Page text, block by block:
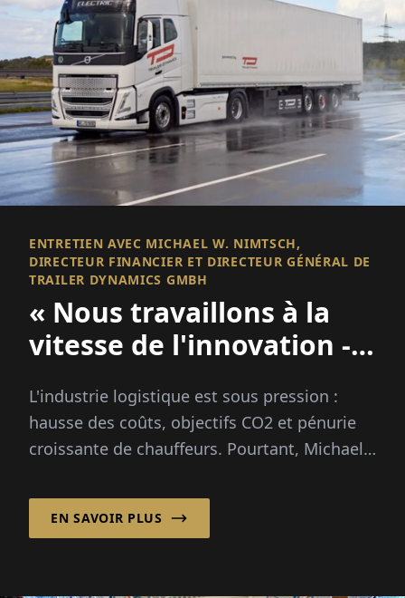
ENTRETIEN AVEC MICHAEL W. NIMTSCH,
DIRECTEUR FINANCIER ET DIRECTEUR GÉNÉRAL DE
TRAILER DYNAMICS GMBH
« Nous travaillons à la
vitesse de l'innovation -
n'est pas le cas de la
bureaucratie »
L'industrie logistique est sous pression :
hausse des coûts, objectifs CO2 et pénurie
croissante de chauffeurs. Pourtant, Michael
EN SAVOIR PLUS